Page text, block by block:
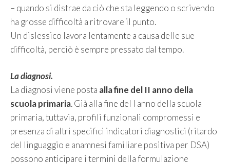
– quando si distrae da ciò che sta leggendo o scrivendo
ha grosse difficoltà a ritrovare il punto.
Un dislessico lavora lentamente a causa delle sue
difficoltà, perciò è sempre pressato dal tempo.
La diagnosi.
La diagnosi viene posta alla fine del II anno della
scuola primaria. Già alla fine del I anno della scuola
primaria, tuttavia, profili funzionali compromessi e
presenza di altri specifici indicatori diagnostici (ritardo
del linguaggio e anamnesi familiare positiva per DSA)
possono anticipare i termini della formulazione